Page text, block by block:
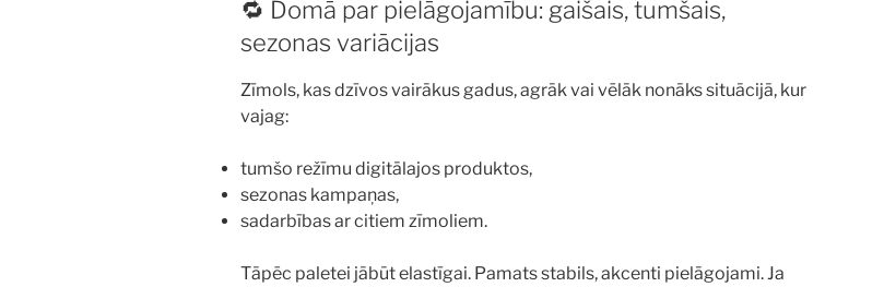
🔁 Domā par pielāgojamību: gaišais, tumšais,
sezonas variācijas
Zīmols, kas dzīvos vairākus gadus, agrāk vai vēlāk nonāks situācijā, kur
vajag:
tumšo režīmu digitālajos produktos,
sezonas kampaņas,
sadarbības ar citiem zīmoliem.
Tāpēc paletei jābūt elastīgai. Pamats stabils, akcenti pielāgojami. Ja